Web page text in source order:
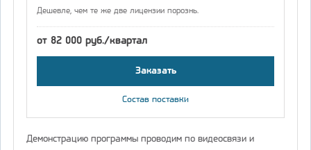
Дешевле, чем те же две лицензии порознь.
от 82 000 руб./квартал
Заказать
Состав поставки
Демонстрацию программы проводим по видеосвязи и